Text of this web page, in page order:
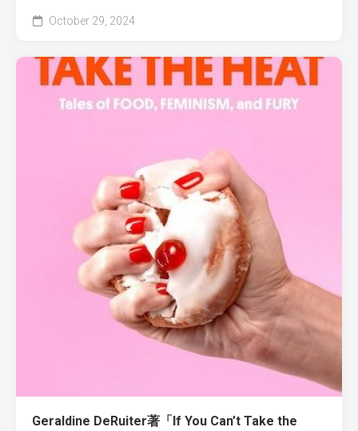
October 29, 2024
Geraldine DeRuiter著「If You Can’t Take the